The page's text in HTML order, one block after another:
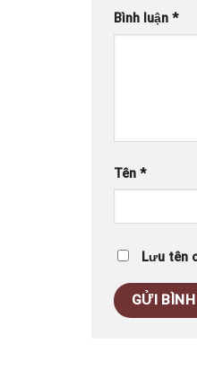
Bình luận *
Tên *
Lưu tên